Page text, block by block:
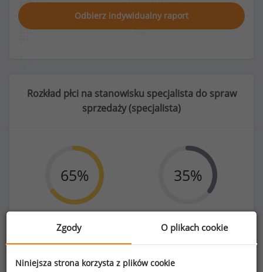
Odbierz indywidualny raport
Rozkład płci na stanowisku specjalista do spraw
sprzedaży (specjalista)
65%
Kobiety
627
35%
Mężczyźni
337
Zgody O plikach cookie
Niniejsza strona korzysta z plików cookie